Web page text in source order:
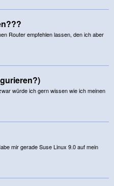
Router empfehlen lassen, den ich aber
würde ich gern wissen wie ich meinen
mir gerade Suse Linux 9.0 auf mein